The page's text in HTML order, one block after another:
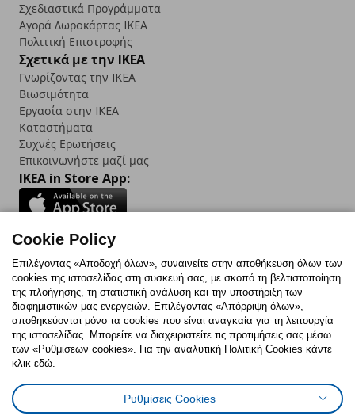
Σχεδιαστικά Προγράμματα
Αγορά Δωρoκάρτας IKEA
Πολιτική Επιστροφής
Σχετικά με την IKEA
Γνωρίζοντας την IKEA
Βιωσιμότητα
Εργασία στην IKEA
Καταστήματα
Συχνές Ερωτήσεις
Επικοινωνήστε μαζί μας
IKEA in Store App:
Follow us:
FacebookInstagram
TikTokYoutubePinterestTwitter
Πολιτική CookiesΔήλωση ψηφιακής προσβασιμότητας
Ρυθμίσεις cookiesΌροι Χρήσης
Cookie Policy
Επιλέγοντας «Αποδοχή όλων», συναινείτε στην αποθήκευση όλων των
cookies της ιστοσελίδας στη συσκευή σας, με σκοπό τη βελτιστοποίηση
της πλοήγησης, τη στατιστική ανάλυση και την υποστήριξη των
διαφημιστικών μας ενεργειών. Επιλέγοντας «Απόρριψη όλων»,
αποθηκεύονται μόνο τα cookies που είναι αναγκαία για τη λειτουργία
της ιστοσελίδας. Μπορείτε να διαχειριστείτε τις προτιμήσεις σας μέσω
των «Ρυθμίσεων cookies». Για την αναλυτική Πολιτική Cookies κάντε
κλικ εδώ.
Ρυθμίσεις Cookies